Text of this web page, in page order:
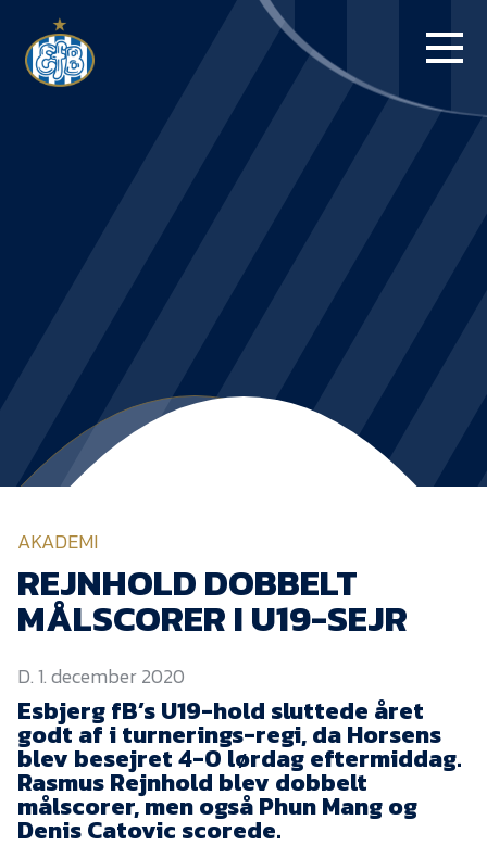
BLUE WATER
NYHEDER
EfB Akademi
Sydvestjysk Fodbold
Samarbejde
Partnere
Blue Water Arena
AKADEMI
REJNHOLD DOBBELT
MÅLSCORER I U19-SEJR
D. 1. december 2020
Esbjerg fB’s U19-hold sluttede året
godt af i turnerings-regi, da Horsens
blev besejret 4-0 lørdag eftermiddag.
Rasmus Rejnhold blev dobbelt
målscorer, men også Phun Mang og
Denis Catovic scorede.